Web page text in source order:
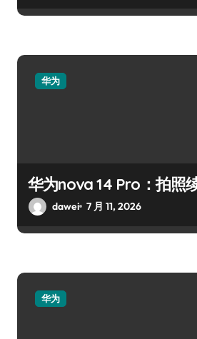
华为
华为nova 14 Pro：拍照
dawei 7 月 11, 2026
华为